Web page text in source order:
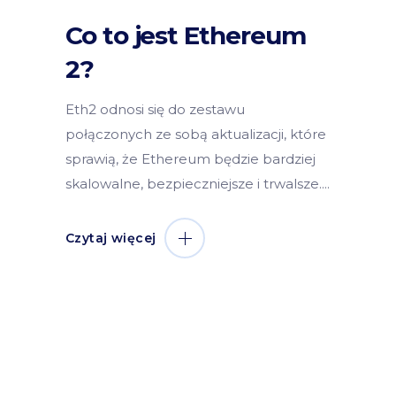
Co to jest Ethereum
2?
Eth2 odnosi się do zestawu
połączonych ze sobą aktualizacji, które
sprawią, że Ethereum będzie bardziej
skalowalne, bezpieczniejsze i trwalsze.
Czytaj więcej